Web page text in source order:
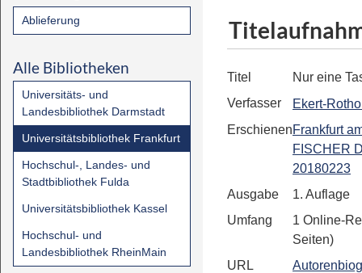
Ablieferung
Alle Bibliotheken
Universitäts- und
Landesbibliothek Darmstadt
Universitätsbibliothek Frankfurt
Hochschul-, Landes- und
Stadtbibliothek Fulda
Universitätsbibliothek Kassel
Hochschul- und
Landesbibliothek RheinMain
Titel
Nur eine
Verfasser
Ekert-
ErschienenFrankfurt
FISCHER
20180223
Ausgabe
1. Auflage
Umfang
1 Online-
Seiten)
URL